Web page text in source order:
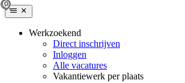
Werkzoekend
Direct inschrijven
Inloggen
Alle vacatures
Vakantiewerk per plaats